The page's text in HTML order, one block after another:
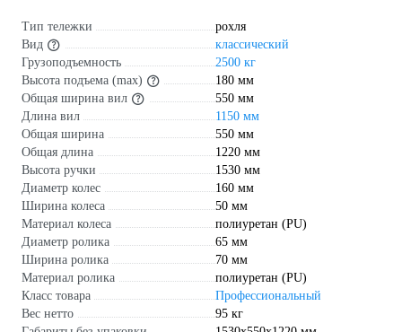
Тип тележки
рохля
Вид
классический
Грузоподъемность
2500 кг
Высота подъема (max)
180 мм
Общая ширина вил
550 мм
Длина вил
1150 мм
Общая ширина
550 мм
Общая длина
1220 мм
Высота ручки
1530 мм
Диаметр колес
160 мм
Ширина колеса
50 мм
Материал колеса
полиуретан (PU)
Диаметр ролика
65 мм
Ширина ролика
70 мм
Материал ролика
полиуретан (PU)
Класс товара
Профессиональный
Вес нетто
95 кг